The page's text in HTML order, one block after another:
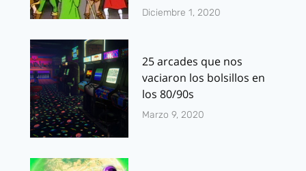
Diciembre 1, 2020
25 arcades que nos
vaciaron los bolsillos en
los 80/90s
Marzo 9, 2020